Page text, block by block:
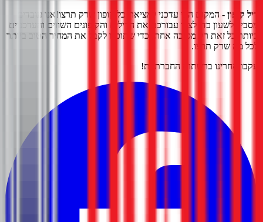
דיל קופון - המקום הכי עדכני למציאת כל קופון שרק תרצו!אנו עובדים
מסביב לשעון כדי לצוד עבורכם את הדילים והקופונים השווים והעדכניים
ביותר.
כל זאת רק מסיבה אחת, כדי שתוכלו לקבל את המחיר הטוב ביותר
לכל מה שרק תרצו.
עקבו אחרינו ברשתות החברתיות!